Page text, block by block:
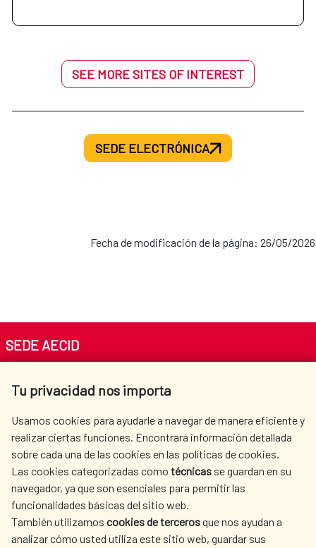
SEE MORE SITES OF INTEREST
SEDE ELECTRÓNICA
Fecha de modificación de la página: 26/05/2026
Tu privacidad nos importa
Usamos cookies para ayudarle a navegar de manera eficiente y
realizar ciertas funciones. Encontrará información detallada
sobre cada una de las cookies en las políticas de cookies.
Las cookies categorizadas como técnicas se guardan en su
navegador, ya que son esenciales para permitir las
funcionalidades básicas del sitio web.
También utilizamos cookies de tercerosque nos ayudan a
analizar cómo usted utiliza este sitio web, guardar sus
SEDE AECID
Tel. +34 900 20 30 54​​​​​​​
AECID
WHERE DO WE COOPERATE?
SPANISH HUMANITARIAN
ACTION
PRESS ROOM
CULTURE AND SCIENCE LIBRARY